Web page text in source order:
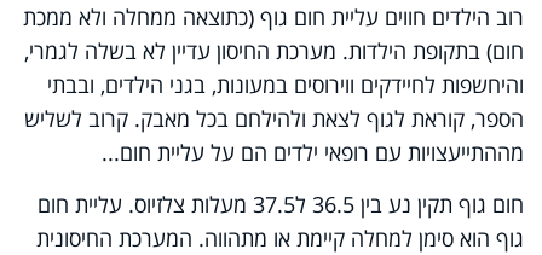
רוב הילדים חווים עליית חום גוף (כתוצאה ממחלה ולא ממכת
חום) בתקופת הילדות. מערכת החיסון עדיין לא בשלה לגמרי,
והיחשפות לחיידקים ווירוסים במעונות, בגני הילדים, ובבתי
הספר, קוראת לגוף לצאת ולהילחם בכל מאבק. קרוב לשליש
מההתייעצויות עם רופאי ילדים הם על עליית חום...
חום גוף תקין נע בין 36.5 ל37.5 מעלות צלזיוס. עליית חום
גוף הוא סימן למחלה קיימת או מתהווה. המערכת החיסונית